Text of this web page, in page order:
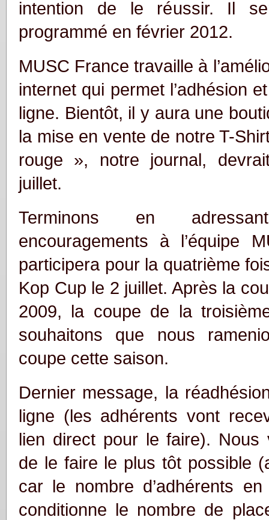
intention de le réussir. Il
programmé en février 2012.
MUSC France travaille à
internet qui permet l’adhésion
ligne. Bientôt, il y aura une
la mise en vente de notre T-
rouge », notre journal,
juillet.
Terminons en
encouragements à l’équipe
participera pour la quatrième
Kop Cup le 2 juillet. Après la
2009, la coupe de la
souhaitons que nous
coupe cette saison.
Dernier message, la
ligne (les adhérents vont
lien direct pour le faire). Nous
de le faire le plus tôt possible
car le nombre d’adhérents
conditionne le nombre de